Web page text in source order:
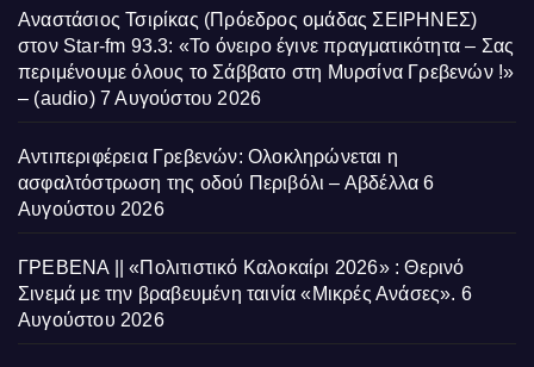
Αναστάσιος Τσιρίκας (Πρόεδρος ομάδας ΣΕΙΡΗΝΕΣ)
στον Star-fm 93.3: «Το όνειρο έγινε πραγματικότητα – Σας
περιμένουμε όλους το Σάββατο στη Μυρσίνα Γρεβενών !»
– (audio) 7 Αυγούστου 2026
Αντιπεριφέρεια Γρεβενών: Ολοκληρώνεται η
ασφαλτόστρωση της οδού Περιβόλι – Αβδέλλα 6
Αυγούστου 2026
ΓΡΕΒΕΝΑ || «Πολιτιστικό Καλοκαίρι 2026» : Θερινό
Σινεμά με την βραβευμένη ταινία «Μικρές Ανάσες». 6
Αυγούστου 2026